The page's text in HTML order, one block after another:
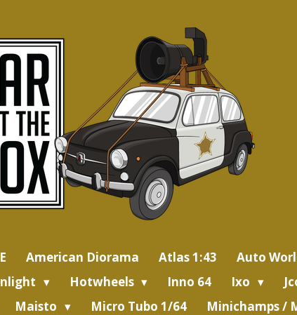
American Diorama Atlas 1:43 Auto
Hotwheels Inno 64 Ixo
Maisto Micro Tubo 1/64 Minichamps /